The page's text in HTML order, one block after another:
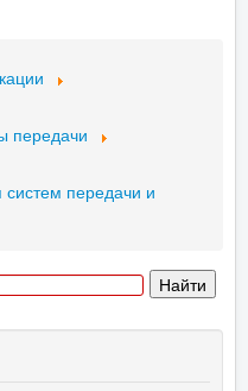
передачи
передачи и